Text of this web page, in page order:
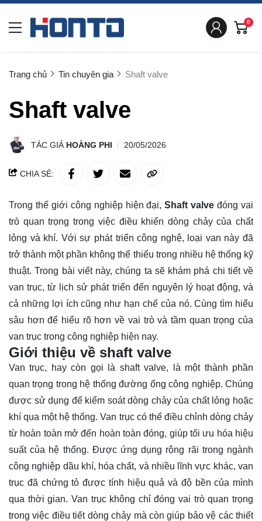
0
Trang chủ Tin chuyên gia Shaft valve
Shaft valve
TÁC GIẢ HOÀNG PHI 20/05/2026
CHIA SẺ:
Trong thế giới công nghiệp hiện đại, Shaft valve đóng vai
trò quan trọng trong việc điều khiển dòng chảy của chất
lỏng và khí. Với sự phát triển công nghệ, loại van này đã
trở thành một phần không thể thiếu trong nhiều hệ thống kỹ
thuật. Trong bài viết này, chúng ta sẽ khám phá chi tiết về
van trục, từ lịch sử phát triển đến nguyên lý hoạt động, và
cả những lợi ích cũng như hạn chế của nó. Cùngtìm hiểu
sâu hơn để hiểu rõ hơn về vai trò và tầm quan trọng của
van trục trong công nghiệp hiện nay.
Giới thiệu về shaft valve
Van trục, hay còn gọi là shaft valve, là một thành phần
quan trọng trong hệ thống đường ống công nghiệp. Chúng
được sử dụng để kiểm soát dòng chảy của chất lỏng hoặc
khí qua một hệ thống. Van trục có thể điều chỉnh dòng chảy
từ hoàn toàn mở đến hoàn toàn đóng, giúp tối ưu hóa hiệu
suất của hệ thống. Được ứng dụng rộng rãi trong ngành
công nghiệp dầu khí, hóa chất, và nhiều lĩnh vực khác, van
trục đã chứng tỏ được tính hiệu quả và độ bền của mình
qua thời gian. Van trục không chỉ đóng vai trò quan trọng
trong việc điều tiết dòng chảy mà còn giúp bảo vệ các thiết